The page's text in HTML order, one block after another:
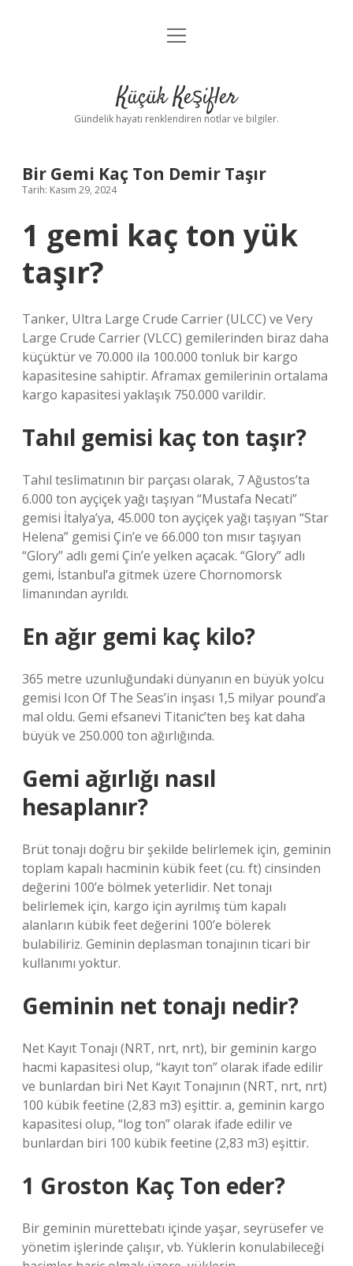
Anasayfa
Yasal Uyarı
menüyü
Küçük Keşifler
Gündelik hayatı renklendiren notlar ve bilgiler.
Bir Gemi Kaç Ton Demir Taşır
Tarih: Kasım 29, 2024
1 gemi kaç ton yük
taşır?
Tanker, Ultra Large Crude Carrier (ULCC) ve Very
Large Crude Carrier (VLCC) gemilerinden biraz daha
küçüktür ve 70.000 ila 100.000 tonluk bir kargo
kapasitesine sahiptir. Aframax gemilerinin ortalama
kargo kapasitesi yaklaşık 750.000 varildir.
Tahıl gemisi kaç ton taşır?
Tahıl teslimatının bir parçası olarak, 7 Ağustos’ta
6.000 ton ayçiçek yağı taşıyan “Mustafa Necati”
gemisi İtalya’ya, 45.000 ton ayçiçek yağı taşıyan “Star
Helena” gemisi Çin’e ve 66.000 ton mısır taşıyan
“Glory” adlı gemi Çin’e yelken açacak. “Glory” adlı
gemi, İstanbul’a gitmek üzere Chornomorsk
limanından ayrıldı.
En ağır gemi kaç kilo?
365 metre uzunluğundaki dünyanın en büyük yolcu
gemisi Icon Of The Seas’in inşası 1,5 milyar pound’a
mal oldu. Gemi efsanevi Titanic’ten beş kat daha
büyük ve 250.000 ton ağırlığında.
Gemi ağırlığı nasıl
hesaplanır?
Brüt tonajı doğru bir şekilde belirlemek için, geminin
toplam kapalı hacminin kübik feet (cu. ft) cinsinden
değerini 100’e bölmek yeterlidir. Net tonajı
belirlemek için, kargo için ayrılmış tüm kapalı
alanların kübik feet değerini 100’e bölerek
bulabiliriz. Geminin deplasman tonajının ticari bir
kullanımı yoktur.
Geminin net tonajı nedir?
Net Kayıt Tonajı (NRT, nrt, nrt), bir geminin kargo
hacmi kapasitesi olup, “kayıt ton” olarak ifade edilir
ve bunlardan biri Net Kayıt Tonajının (NRT, nrt, nrt)
100 kübik feetine (2,83 m3) eşittir. a, geminin kargo
kapasitesi olup, “log ton” olarak ifade edilir ve
bunlardan biri 100 kübik feetine (2,83 m3) eşittir.
1 Groston Kaç Ton eder?
Bir geminin mürettebatı içinde yaşar, seyrüsefer ve
yönetim işlerinde çalışır, vb. Yüklerin konulabileceği